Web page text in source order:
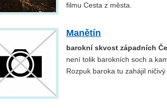
filmu Cesta z města.
Manětín
barokní skvost západních
není tolik barokních soch a
Rozpuk baroka tu zahájil ničivý